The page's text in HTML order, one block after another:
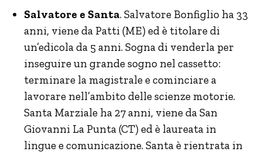
Salvatore e Santa. Salvatore Bonfiglio ha 33
anni, viene da Patti (ME) ed è titolare di
un’edicola da 5 anni. Sogna di venderla per
inseguire un grande sogno nel cassetto:
terminare la magistrale e cominciare a
lavorare nell’ambito delle scienze motorie.
Santa Marziale ha 27 anni, viene da San
Giovanni La Punta (CT) ed è laureata in
lingue e comunicazione. Santa è rientrata in